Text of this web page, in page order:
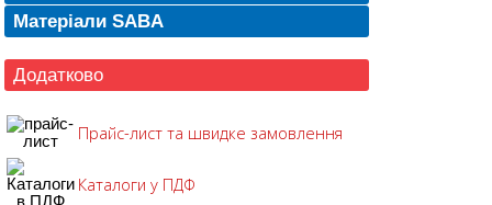
Матеріали SABA
Додатково
Прайс-лист та швидке замовлення
Каталоги у ПДФ